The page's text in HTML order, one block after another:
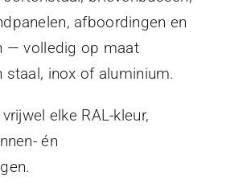
afboordingen en
— volledig op maat
staal, inox of aluminium.
elke RAL-kleur,
én